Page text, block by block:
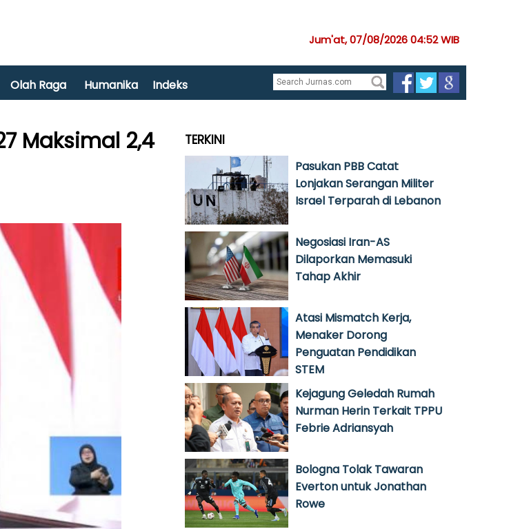
Jum'at, 07/08/2026 04:52 WIB
Olah Raga Humanika Indeks
Maksimal 2,4
TERKINI
Pasukan PBB Catat
Lonjakan Serangan Militer
Israel Terparah di Lebanon
Negosiasi Iran-AS
Dilaporkan Memasuki
Tahap Akhir
Atasi Mismatch Kerja,
Menaker Dorong
Penguatan Pendidikan
STEM
Kejagung Geledah Rumah
Nurman Herin Terkait TPPU
Febrie Adriansyah
Bologna Tolak Tawaran
Everton untuk Jonathan
Rowe